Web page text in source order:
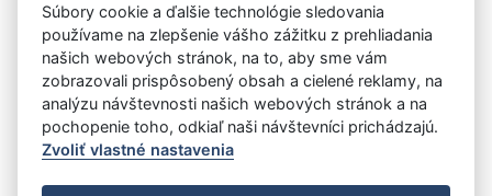
Návrat späť
Vystavil:Banskobystrický samosprávny kraj
Úrad vlády SR - Všetky práva vyhradené
Súbory cookie a ďalšie technológie sledovania
používame na zlepšenie vášho zážitku z prehliadania
našich webových stránok, na to, aby sme vám
zobrazovali prispôsobený obsah a cielené reklamy, na
analýzu návštevnosti našich webových stránok a na
pochopenie toho, odkiaľ naši návštevníci prichádzajú.
Zvoliť vlastné nastavenia